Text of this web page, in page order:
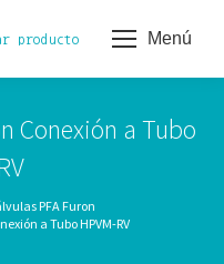
Menú
producto
Conexión a Tubo
PFA Furon
a Tubo HPVM-RV